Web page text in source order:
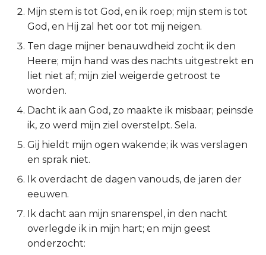
Johannes
Handelingen
Romeinen
1 Korinthe
2 Korinthe
Galaten
Éfeze
Filipenzen
Kolossenzen
Mijn stem is tot God, en ik roep; mijn stem is tot
God, en Hij zal het oor tot mij neigen.
Ten dage mijner benauwdheid zocht ik den
Heere; mijn hand was des nachts uitgestrekt en
liet niet af; mijn ziel weigerde getroost te
worden.
Dacht ik aan God, zo maakte ik misbaar; peinsde
ik, zo werd mijn ziel overstelpt. Sela.
Gij hieldt mijn ogen wakende; ik was verslagen
en sprak niet.
Ik overdacht de dagen vanouds, de jaren der
eeuwen.
Ik dacht aan mijn snarenspel, in den nacht
overlegde ik in mijn hart; en mijn geest
onderzocht: